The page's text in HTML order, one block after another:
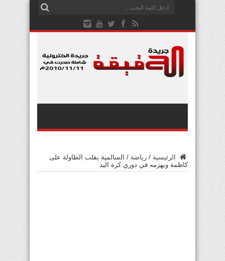
الرئيسية / رياضة / السالمية يقلب الطاولة على
كاظمة ويهزمه في دوري كرة اليد